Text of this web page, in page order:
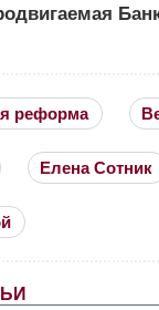
реформа
Елена Сотник